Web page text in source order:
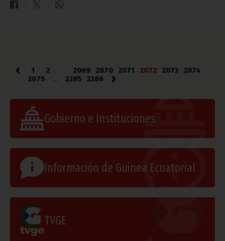
‹ 1 2 2069 2070 2071 2072 2073
2074
2075
2285 2286 ›
Gobierno e Instituciones
Información de Guinea Ecuatorial
TVGE